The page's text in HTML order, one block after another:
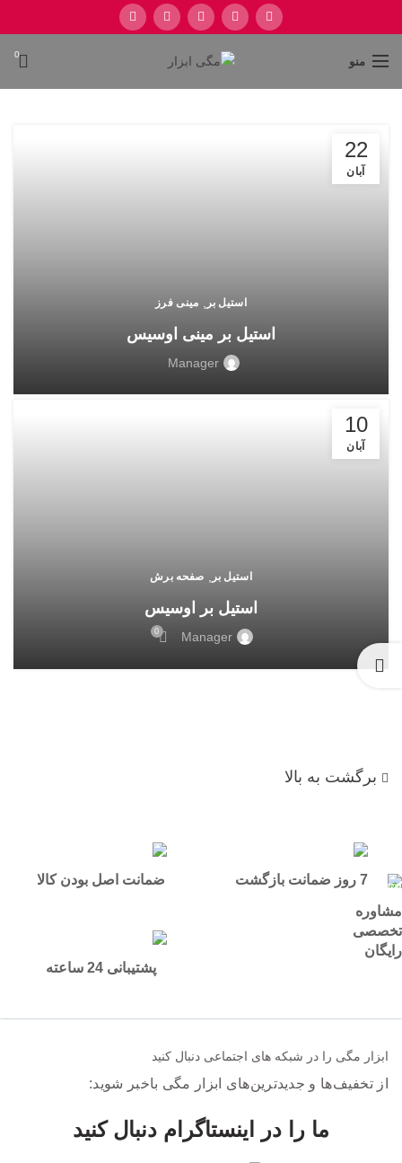
منو 0
22
آبان
استیل بر مینی فرز
استیل بر مینی اوسیس
Manager
10
آبان
استیل بر صفحه برش
استیل بر اوسیس
Manager
0
برگشت به بالا
ضمانت اصل بودن کالا 7 روز ضمانت بازگشت
پشتیبانی 24 ساعته
مشاوره
تخصصی
رایگان
ابزار مگی را در شبکه های اجتماعی دنبال کنید
از تخفیف‌ها و جدیدترین‌های ابزار مگی باخبر شوید:
ما را در اینستاگرام دنبال کنید